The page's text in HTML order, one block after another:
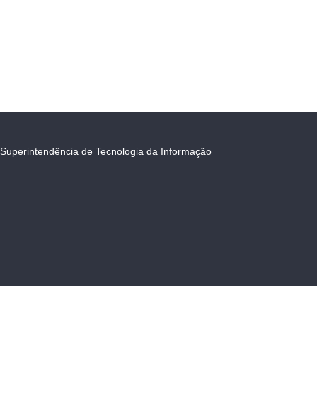
Superintendência de Tecnologia da Informação